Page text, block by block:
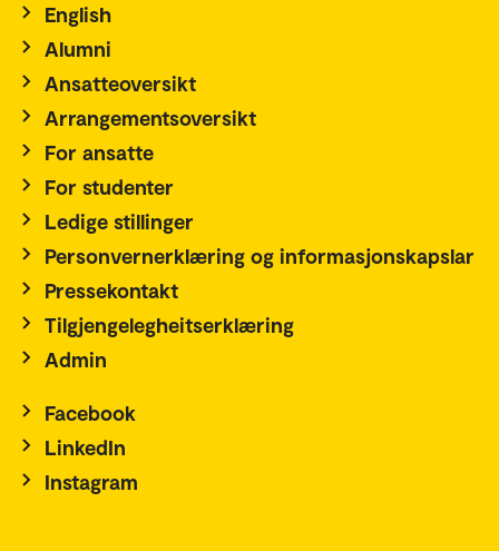
English
Alumni
Ansatteoversikt
Arrangementsoversikt
For ansatte
For studenter
Ledige stillinger
Personvernerklæring og informasjonskapslar
Pressekontakt
Tilgjengelegheitserklæring
Admin
Facebook
LinkedIn
Instagram